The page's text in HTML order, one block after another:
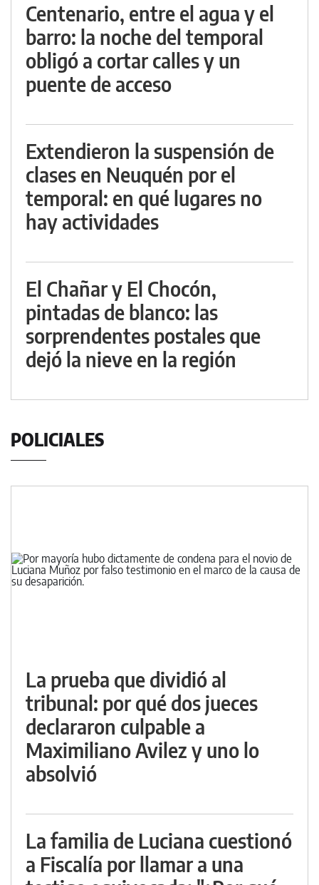
Centenario, entre el agua y el
barro: la noche del temporal
obligó a cortar calles y un
puente de acceso
Extendieron la suspensión de
clases en Neuquén por el
temporal: en qué lugares no
hay actividades
El Chañar y El Chocón,
pintadas de blanco: las
sorprendentes postales que
dejó la nieve en la región
POLICIALES
La prueba que dividió al
tribunal: por qué dos jueces
declararon culpable a
Maximiliano Avilez y uno lo
absolvió
La familia de Luciana cuestionó
a Fiscalía por llamar a una